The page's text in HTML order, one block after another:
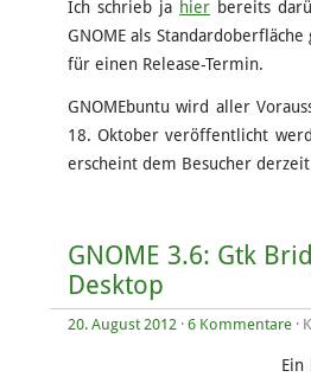
Ich schrieb ja hier bereits
GNOME als
für einen Release-Termin.
GNOMEbuntu wird aller
18. Oktober veröffentlicht
erscheint dem Besucher
GNOME 3.6: Gtk
Desktop
20. August 2012 · 6 Kommentare ·
Ein